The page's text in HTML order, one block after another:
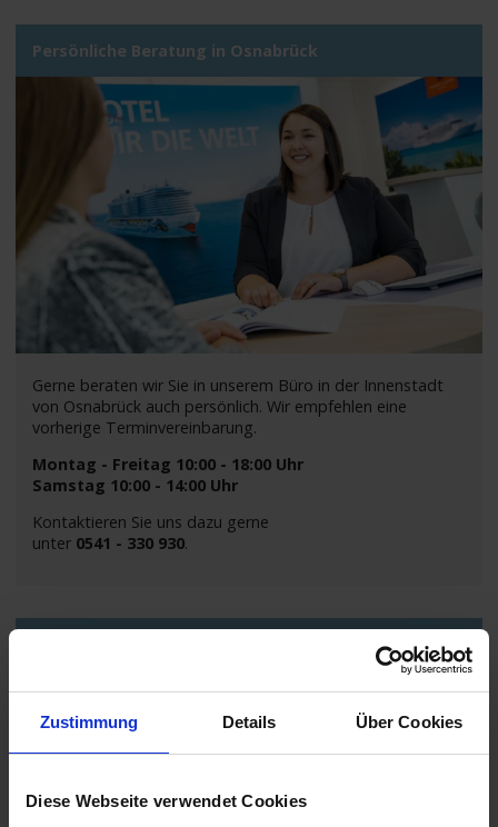
Zustimmung Details Über Cookies
Diese Webseite verwendet Cookies
Persönliche Beratung in Osnabrück
Gerne beraten wir Sie in unserem Büro in der Innenstadt
von Osnabrück auch persönlich. Wir empfehlen eine
vorherige Terminvereinbarung.
Montag - Freitag 10:00 - 18:00 Uhr
Samstag 10:00 - 14:00 Uhr
Kontaktieren Sie uns dazu gerne
unter0541 - 330 930.